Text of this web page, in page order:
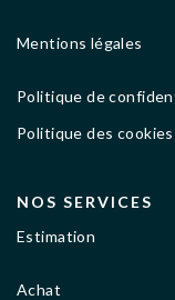
Mentions légales
Politique de
Politique des cookies
NOS SERVICES
Estimation
Achat